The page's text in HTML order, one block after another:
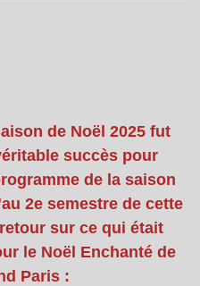
de Noël 2025 fut
succès pour
de la saison
2e semestre de cette
sur ce qui était
le Noël Enchanté de
Paris :